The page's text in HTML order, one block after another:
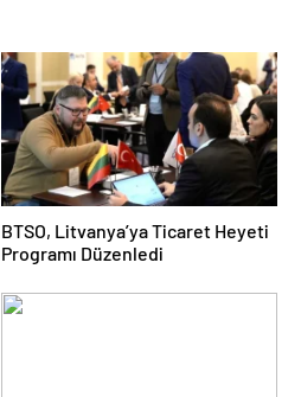
BTSO, Litvanya’ya Ticaret Heyeti
Programı Düzenledi